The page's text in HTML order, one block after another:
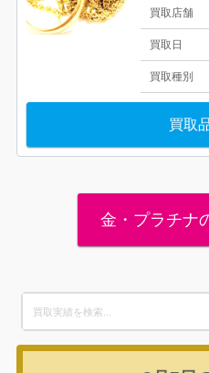
買取店舗
買取日
買取種別
買取
金・プラチナ
for: